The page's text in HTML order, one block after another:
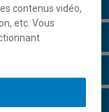
contenus vidéo,
etc. Vous